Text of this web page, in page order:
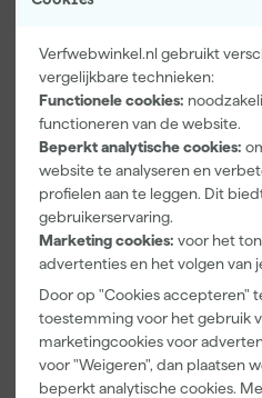
Verfwebwinkel.nl gebruikt
vergelijkbare technieken:
Functionele cookies:
functioneren van de website.
Beperkt analytische cookies:
website te analyseren en
profielen aan te leggen. Dit
gebruikerservaring.
Marketing cookies: voor het
advertenties en het volgen van
Door op "Cookies accepteren"
toestemming voor het gebruik
marketingcookies voor
voor "Weigeren", dan plaatsen
beperkt analytische cookies.
Paintura
Lucamax
Washi tape -
50mx24mm
Morgen
bezorgd
Adviesprijs 6,00
3,99
incl. BTW
Farrow
F&B
r
Morgen
bezorgd
22,00
incl. BTW